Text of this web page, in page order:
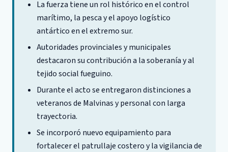
La fuerza tiene un rol histórico en el control
marítimo, la pesca y el apoyo logístico
antártico en el extremo sur.
Autoridades provinciales y municipales
destacaron su contribución a la soberanía y al
tejido social fueguino.
Durante el acto se entregaron distinciones a
veteranos de Malvinas y personal con larga
trayectoria.
Se incorporó nuevo equipamiento para
fortalecer el patrullaje costero y la vigilancia de